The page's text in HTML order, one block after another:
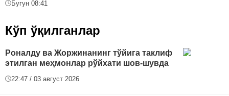
Бугун 08:41
Кўп ўқилганлар
Роналду ва Жоржинанинг тўйига таклиф
этилган меҳмонлар рўйхати шов-шувда
22:47 / 03 август 2026